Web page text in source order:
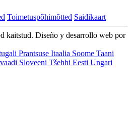
Toimetuspõhimõtted Saidikaart
kaitstud. Diseño y desarrollo web por
Prantsuse Itaalia Soome Taani
Sloveeni Tšehhi Eesti Ungari